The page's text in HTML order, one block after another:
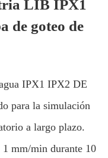
LIB IPX1
de goteo de
IPX1 IPX2 DE
para la simulación
a largo plazo.
mm/min durante 10